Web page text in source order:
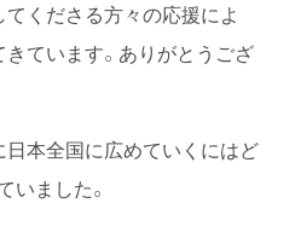
てくださる方々の応援によ
きています。ありがとうござ
日本全国に広めていくにはど
いました。